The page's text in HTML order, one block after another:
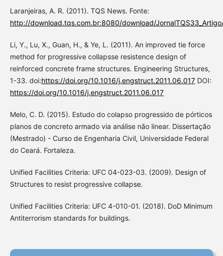
Laranjeiras, A. R. (2011). TQS News. Fonte:
http://download.tqs.com.br:8080/download/
Li, Y., Lu, X., Guan, H., & Ye, L. (2011). An improved tie force
method for progressive collapsse resistence design of
reinforced concrete frame structures. Engineering Structures,
1-33. doi:https://doi.org/10.1016/j.engstruct.2011.06.017DOI:
https://doi.org/10.1016/j.engstruct.2011.06.017
Melo, C. D. (2015). Estudo do colapso progressido de pórticos
planos de concreto armado via análise não linear. Dissertação
(Mestrado) - Curso de Engenharia Civil, Universidade Federal
do Ceará. Fortaleza.
Unified Facilities Criteria: UFC 04-023-03. (2009). Design of
Structures to resist progressive collapse.
Unified Facilities Criteria: UFC 4-010-01. (2018). DoD Minimum
Antiterrorism standards for buildings.